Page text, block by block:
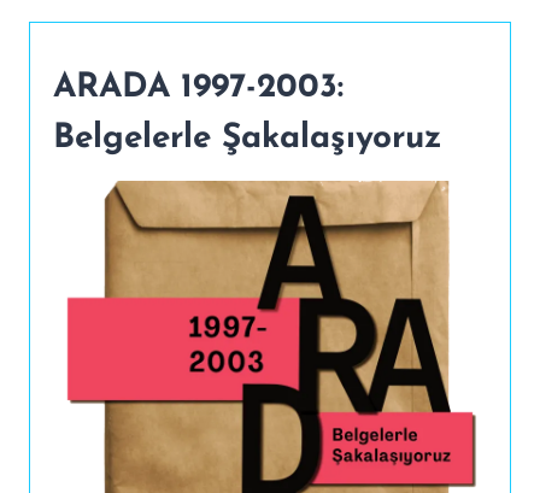
ARADA 1997-2003:
Belgelerle Şakalaşıyoruz